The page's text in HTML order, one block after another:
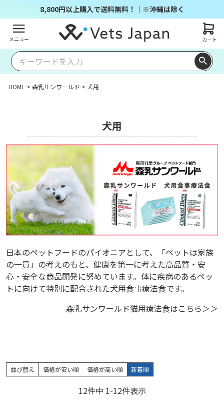
8,800円以上購入で送料無料！｜※沖縄は除く
メニュー カート
HOME 森乳サンワールド 犬用
犬用
日本のペットフードのパイオニアとして、「ペットは家族
の一員」の考えのもと、健康を第一に考えた高品質・安
心・安全な商品開発に努めています。体に疾病のあるペッ
トに向けて特別に配合された犬用食事療法食です。
森乳サンワールド猫用療法食はこちら＞＞
並び替え 価格が安い順 価格が高い順 新着順
12件中 1-12件表示